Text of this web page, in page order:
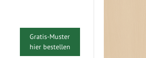
Gratis-Muster
hier bestellen